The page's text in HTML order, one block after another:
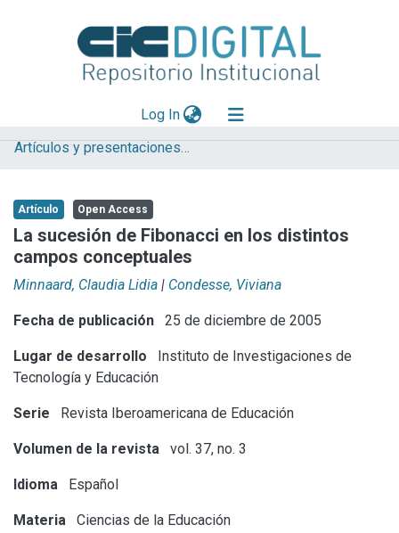
Log In(current)
Explorar
Aportar material
Statistics
Artículos y presentaciones en Congresos
Artículo Open Access
La sucesión de Fibonacci en los distintos
campos conceptuales
Minnaard, Claudia Lidia | Condesse, Viviana
Fecha de publicación 25 de diciembre de 2005
Lugar de desarrollo
Instituto de Investigaciones de
Tecnología y Educación
Serie Revista Iberoamericana de Educación
Volumen de la revista vol. 37, no. 3
Idioma Español
Materia Ciencias de la Educación